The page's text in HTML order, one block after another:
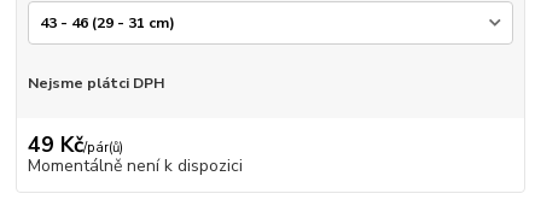
Nejsme plátci DPH
49 Kč/pár(ů)
Momentálně není k dispozici